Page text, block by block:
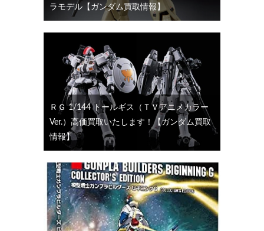
ラモデル【ガンダム買取情報】
ＲＧ 1/144 トールギス（ＴＶアニメカラー
Ver.）高価買取いたします！【ガンダム買取
情報】